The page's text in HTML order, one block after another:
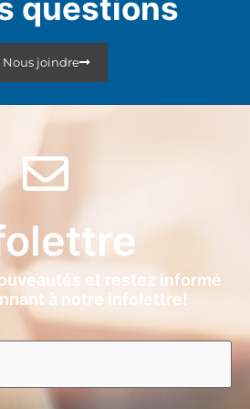
questions
Nous joindre
et restez informé
à notre infolettre!